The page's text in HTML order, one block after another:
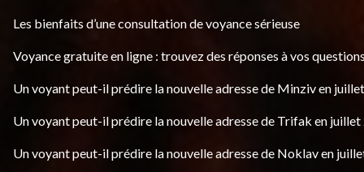
Les bienfaits d’une consultation de voyance sérieuse
Voyance gratuite en ligne : trouvez des réponses à vos
Un voyant peut-il prédire la nouvelle adresse de Minziv en
Un voyant peut-il prédire la nouvelle adresse de Trifak en juillet
Un voyant peut-il prédire la nouvelle adresse de Noklav en